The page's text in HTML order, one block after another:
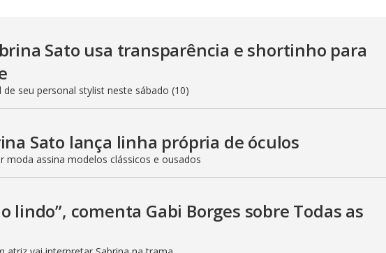
V
i
d
e
Sato usa transparência e shortinho para
seu personal stylist neste sábado (10)
Sato lança linha própria de óculos
moda assina modelos clássicos e ousados
lindo”, comenta Gabi Borges sobre Todas as